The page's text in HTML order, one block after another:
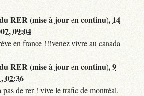
RER (mise à jour en continu), 14
09:04
en france !!!venez vivre au canada
RER (mise à jour en continu),9
02:36
pas de rer ! vive le trafic de montréal.